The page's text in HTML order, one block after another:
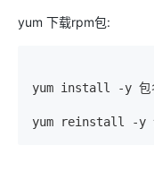
yum 下载rpm包:
yum install -y
yum reinstall -y